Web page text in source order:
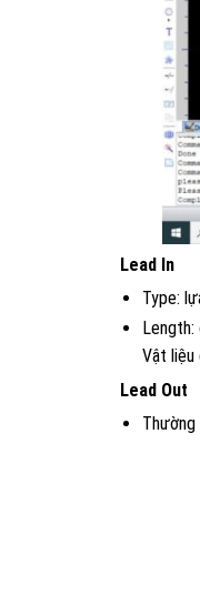
Lead In
Type:
Length:
Vật liệu
Lead Out